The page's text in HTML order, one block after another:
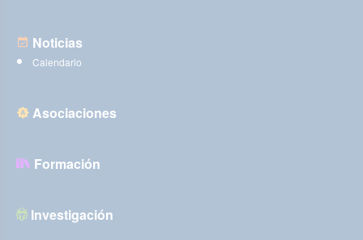
Noticias
Calendario
Asociaciones
Formación
Investigación